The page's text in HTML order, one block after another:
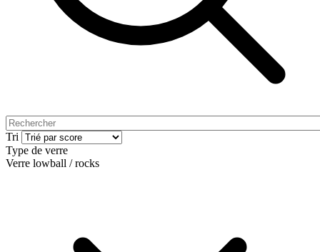
Tri
Type de verre
Verre lowball / rocks